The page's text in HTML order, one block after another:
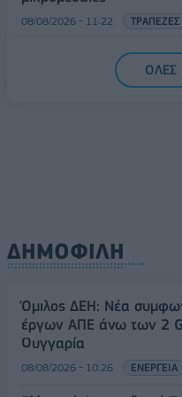
08/08/2026 - 11:22 ΤΡΑΠΕΖΕΣ
5G παντού, 6G στον
Ελλάδα στη μεγάληΟΛΕΣ
ΔΗΜΟΦΙΛΗ
Όμιλος ΔΕΗ: Νέα
έργων ΑΠΕ άνω των 2
Ουγγαρία
08/08/2026 - 10:26 ΕΝΕΡΓΕΙΑ